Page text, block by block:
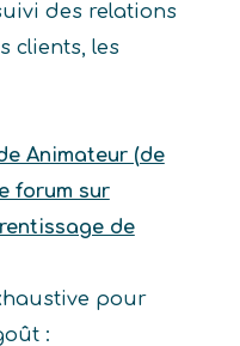
des relations
clients, les
Animateur (de
forum sur
de
pour
: